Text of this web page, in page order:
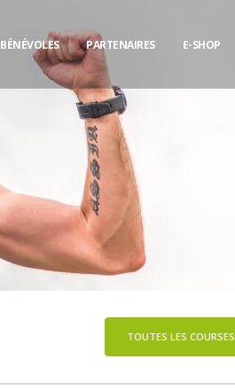
BÉNÉVOLES PARTENAIRES E-SHOP
TOUTES LES COURSES